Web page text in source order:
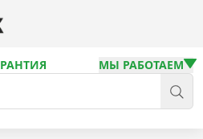
МЫ РАБОТАЕМ